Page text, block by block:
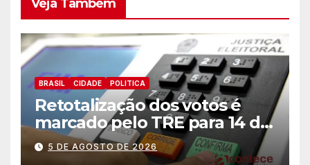
Veja Também
BRASIL CIDADE POLITICA
Retotalização dos votos é
marcado pelo TRE para 14 de
agosto
5 DE AGOSTO DE 2026